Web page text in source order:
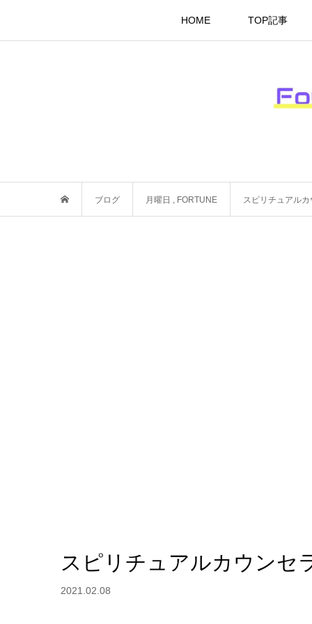
HOME TOP記事
ブログ 月曜日 , FORTUNE スピリチュアル
スピリチュアルカウンセ
2021.02.08